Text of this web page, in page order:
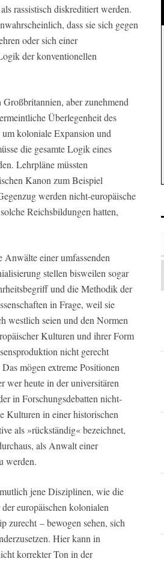
rassistisch diskreditiert werden.
dass sie sich gegen
oder sich einer
der konventionellen
aber zunehmend
Überlegenheit des
koloniale Expansion und
die gesamte Logik eines
Lehrpläne müssten
Kanon zum Beispiel
werden nicht-europäische
Reichsbildungen hatten,
Anwälte einer umfassenden
stellen bisweilen sogar
und die Methodik der
in Frage, weil sie
westlich seien und den Normen
Kulturen und ihrer Form
nicht gerecht
mögen extreme Positionen
wer heute in der universitären
in Forschungsdebatten nicht-
Kulturen in einer historischen
als »rückständig« bezeichnet,
als Anwalt einer
werden.
jene Disziplinen, wie die
europäischen kolonialen
zurecht – bewogen sehen, sich
Hier kann in
korrekter Ton in der